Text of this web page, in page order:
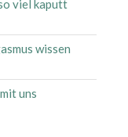
viel kaputt
wissen
uns